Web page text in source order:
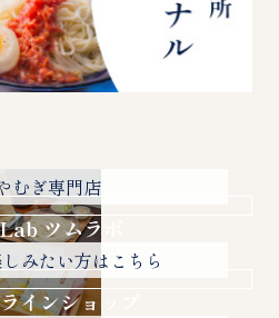
むぎ専門店
ツムラボ
みたい方はこちら
インショップ